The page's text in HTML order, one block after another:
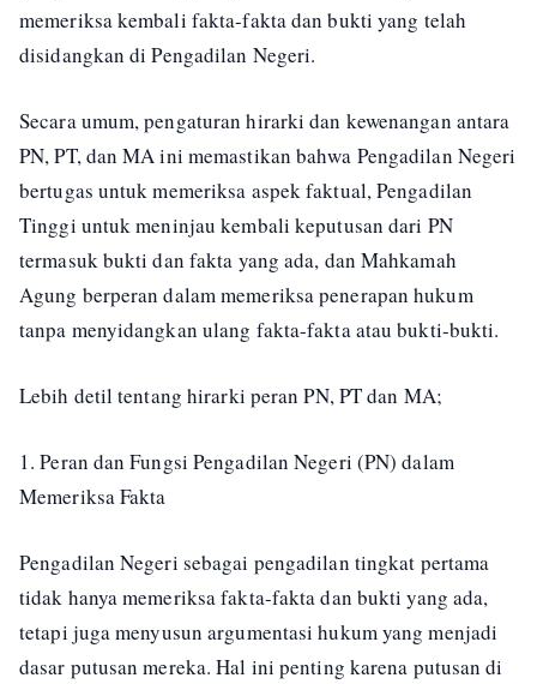
memeriksa kembali fakta-fakta dan bukti yang telah
disidangkan di Pengadilan Negeri.
Secara umum, pengaturan hirarki dan kewenangan antara
PN, PT, dan MA ini memastikan bahwa Pengadilan Negeri
bertugas untuk memeriksa aspek faktual, Pengadilan
Tinggi untuk meninjau kembali keputusan dari PN
termasuk bukti dan fakta yang ada, dan Mahkamah
Agung berperan dalam memeriksa penerapan hukum
tanpa menyidangkan ulang fakta-fakta atau bukti-bukti.
Lebih detil tentang hirarki peran PN, PT dan MA;
1. Peran dan Fungsi Pengadilan Negeri (PN) dalam
Memeriksa Fakta
Pengadilan Negeri sebagai pengadilan tingkat pertama
tidak hanya memeriksa fakta-fakta dan bukti yang ada,
tetapi juga menyusun argumentasi hukum yang menjadi
dasar putusan mereka. Hal ini penting karena putusan di